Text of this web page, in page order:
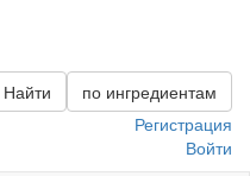
Найти
по ингредиентам
Регистрация
Войти